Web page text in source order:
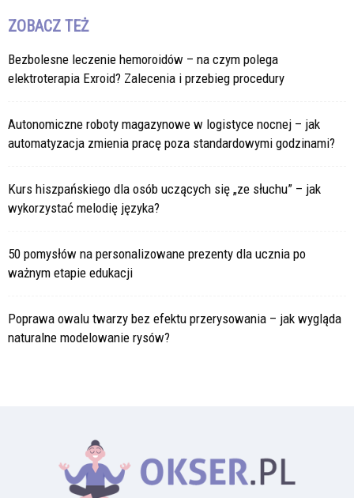
ZOBACZ TEŻ
Bezbolesne leczenie hemoroidów – na czym polega
elektroterapia Exroid? Zalecenia i przebieg procedury
Autonomiczne roboty magazynowe w logistyce nocnej – jak
automatyzacja zmienia pracę poza standardowymi godzinami?
Kurs hiszpańskiego dla osób uczących się „ze słuchu” – jak
wykorzystać melodię języka?
50 pomysłów na personalizowane prezenty dla ucznia po
ważnym etapie edukacji
Poprawa owalu twarzy bez efektu przerysowania – jak wygląda
naturalne modelowanie rysów?